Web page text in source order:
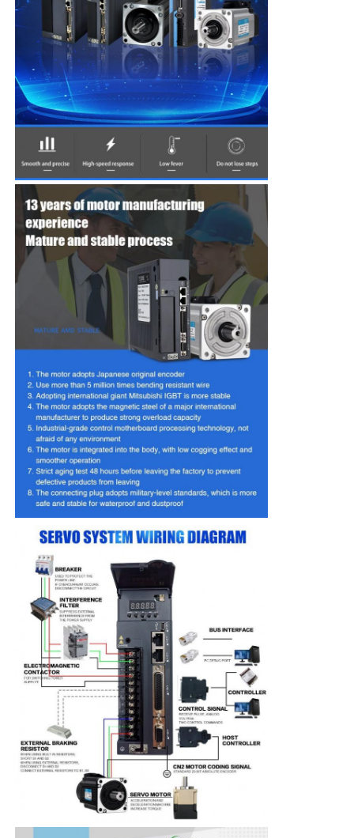
Fabrieksreis
Kwaliteitscontrole
Contacteer ons
Vraag een offerte aan
variabele frequentie aandrijving
Programmeerbare logische controller
PLC -controller
Soft Start Device
Motor van het robotgewricht
Human Machine Interface
toestelreductiemiddel
AC-SERVOMOTOR